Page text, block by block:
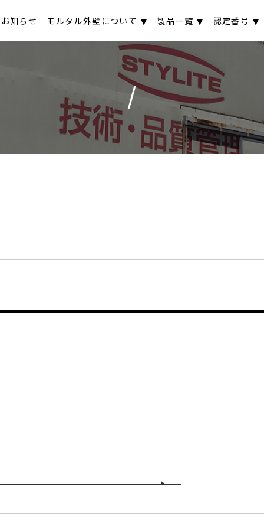
お知らせ モルタル外壁について 製品一覧 認定番号
/